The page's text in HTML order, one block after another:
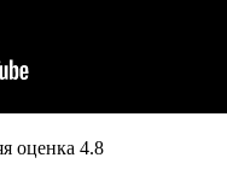
оценка 4.8